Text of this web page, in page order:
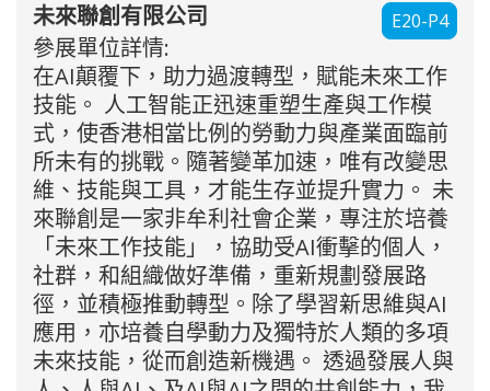
E20-P4
未來聯創有限公司
參展單位詳情:
在AI顛覆下，助力過渡轉型，賦能未來工作
技能。 人工智能正迅速重塑生產與工作模
式，使香港相當比例的勞動力與產業面臨前
所未有的挑戰。隨著變革加速，唯有改變思
維、技能與工具，才能生存並提升實力。 未
來聯創是一家非牟利社會企業，專注於培養
「未來工作技能」，協助受AI衝擊的個人，
社群，和組織做好準備，重新規劃發展路
徑，並積極推動轉型。除了學習新思維與AI
應用，亦培養自學動力及獨特於人類的多項
未來技能，從而創造新機遇。 透過發展人與